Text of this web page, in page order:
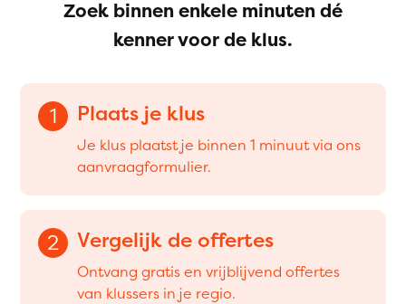
Zoek binnen enkele minuten dé
kenner voor de klus.
1 Plaats je klus
Je klus plaatst je binnen 1 minuut via ons
aanvraagformulier.
2 Vergelijk de offertes
Ontvang gratis en vrijblijvend offertes
van klussers in je regio.